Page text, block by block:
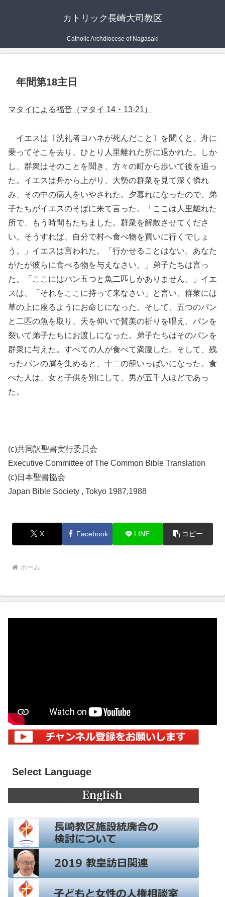
カトリック長崎大司教区
Catholic Archdiocese of Nagasaki
年間第18主日
マタイによる福音（マタイ 14・13-21）
イエスは〔洗礼者ヨハネが死んだこと〕を聞くと、舟に
乗ってそこを去り、ひとり人里離れた所に退かれた。しか
し、群衆はそのことを聞き、方々の町から歩いて後を追っ
た。イエスは舟から上がり、大勢の群衆を見て深く憐れ
み、その中の病人をいやされた。夕暮れになったので、弟
子たちがイエスのそばに来て言った。「ここは人里離れた
所で、もう時間もたちました。群衆を解散させてくださ
い。そうすれば、自分で村へ食べ物を買いに行くでしょ
う。」イエスは言われた。「行かせることはない。あなた
がたが彼らに食べる物を与えなさい。」弟子たちは言っ
た。「ここにはパン五つと魚二匹しかありません。」イエ
スは、「それをここに持って来なさい」と言い、群衆には
草の上に座るようにお命じになった。そして、五つのパン
と二匹の魚を取り、天を仰いで賛美の祈りを唱え、パンを
裂いて弟子たちにお渡しになった。弟子たちはそのパンを
群衆に与えた。すべての人が食べて満腹した。そして、残
ったパンの屑を集めると、十二の籠いっぱいになった。食
べた人は、女と子供を別にして、男が五千人ほどであっ
た。
(c)共同訳聖書実行委員会
Executive Committee of The Common Bible Translation
(c)日本聖書協会
Japan Bible Society , Tokyo 1987,1988
X Facebook LINE コピー
ホーム
Select Language